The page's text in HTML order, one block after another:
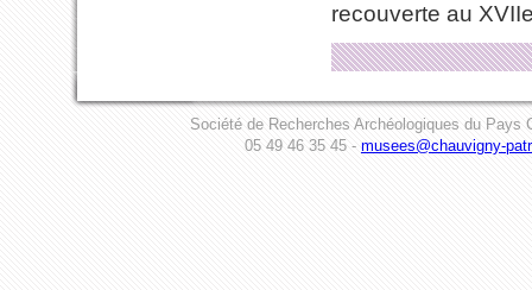
recouverte au
Société de Recherches Archéologiques du Pays
05 49 46 35 45 - musees@chauvigny-